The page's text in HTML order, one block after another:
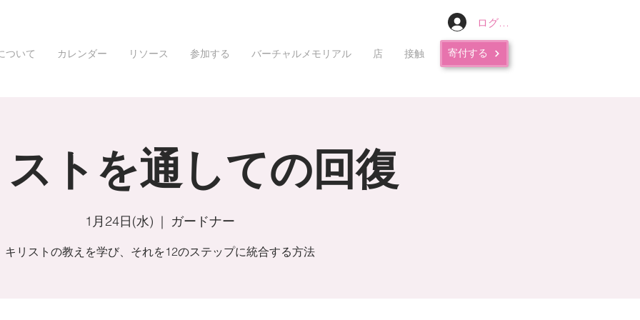
ログイン
ついて カレンダー リソース 参加する バーチャルメモリアル 店 接触 寄付する
トを通しての回復
1月24日(水)
  |
ガードナー
キリストの教えを学び、それを12のステップに統合する方法